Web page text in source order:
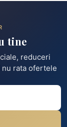
tine
reduceri
rata ofertele